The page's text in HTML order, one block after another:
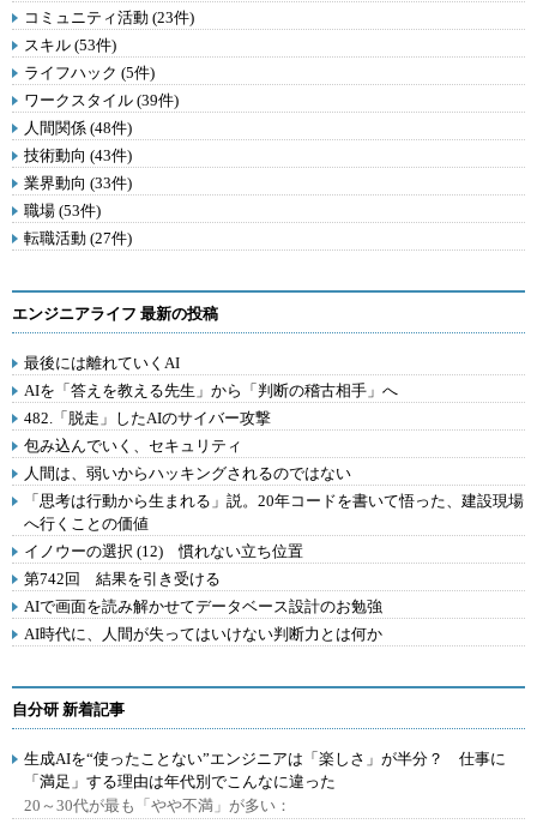
コミュニティ活動 (23件)
スキル (53件)
ライフハック (5件)
ワークスタイル (39件)
人間関係 (48件)
技術動向 (43件)
業界動向 (33件)
職場 (53件)
転職活動 (27件)
エンジニアライフ 最新の投稿
最後には離れていくAI
AIを「答えを教える先生」から「判断の稽古相手」へ
482.「脱走」したAIのサイバー攻撃
包み込んでいく、セキュリティ
人間は、弱いからハッキングされるのではない
「思考は行動から生まれる」説。20年コードを書いて悟った、建設現場
へ行くことの価値
イノウーの選択 (12) 慣れない立ち位置
第742回 結果を引き受ける
AIで画面を読み解かせてデータベース設計のお勉強
AI時代に、人間が失ってはいけない判断力とは何か
自分研 新着記事
生成AIを“使ったことない”エンジニアは「楽しさ」が半分？ 仕事に
「満足」する理由は年代別でこんなに違った
20～30代が最も「やや不満」が多い：